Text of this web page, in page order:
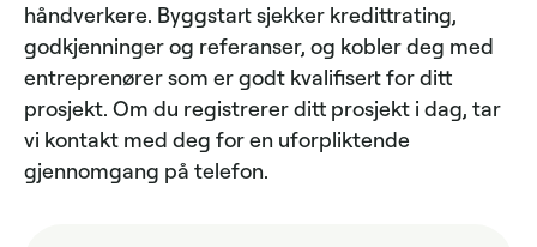
håndverkere. Byggstart sjekker kredittrating,
godkjenninger og referanser, og kobler deg med
entreprenører som er godt kvalifisert for ditt
prosjekt. Om du registrerer ditt prosjekt i dag, tar
vi kontakt med deg for en uforpliktende
gjennomgang på telefon.